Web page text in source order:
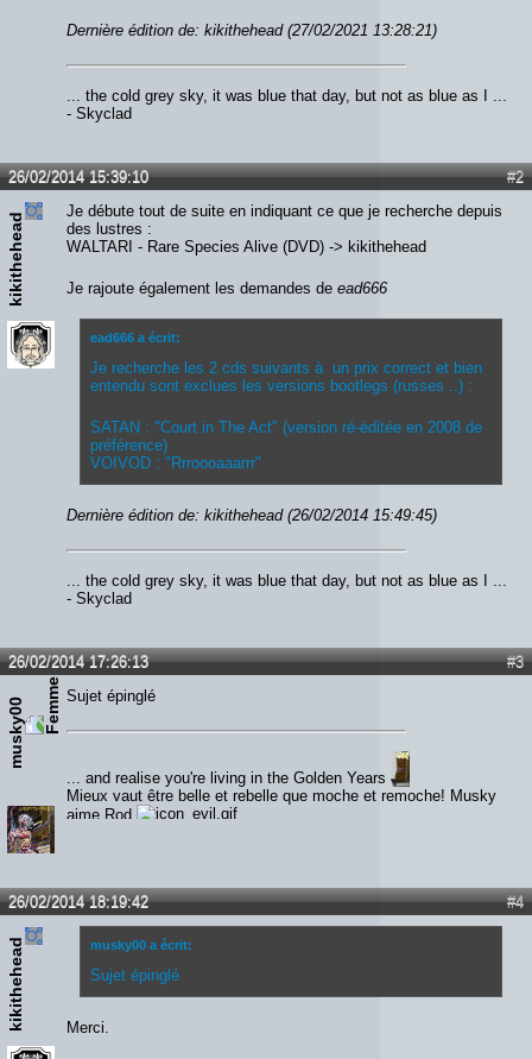
Dernière édition de: kikithehead (27/02/2021 13:28:21)
... the cold grey sky, it was blue that day, but not as blue as I ...
- Skyclad
#2
26/02/2014 15:39:10
kikithehead
Je débute tout de suite en indiquant ce que je recherche depuis
des lustres :
WALTARI - Rare Species Alive (DVD) -> kikithehead
Je rajoute également les demandes de ead666
ead666 a écrit:
Je recherche les 2 cds suivants à un prix correct et bien
entendu sont exclues les versions bootlegs (russes ..) :
SATAN : "Court in The Act" (version ré-éditée en 2008 de
préférence)
VOIVOD : "Rrroooaaarrr"
Dernière édition de: kikithehead (26/02/2014 15:49:45)
... the cold grey sky, it was blue that day, but not as blue as I ...
- Skyclad
#3
26/02/2014 17:26:13
musky00
Sujet épinglé
... and realise you're living in the Golden Years
Mieux vaut être belle et rebelle que moche et remoche! Musky
aime Rod
#4
26/02/2014 18:19:42
kikithehead musky00 a écrit:
Sujet épinglé
Merci.